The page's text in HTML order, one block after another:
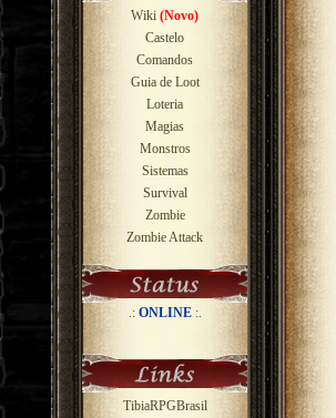
Wiki (Novo)
Castelo
Comandos
Guia de Loot
Loteria
Magias
Monstros
Sistemas
Survival
Zombie
Zombie Attack
.: ONLINE:.
TibiaRPGBrasil